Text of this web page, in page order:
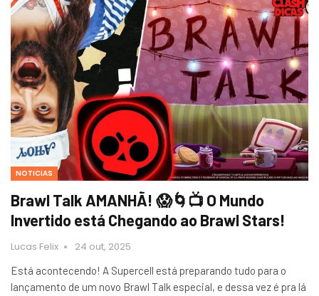
NOTICIAS
Brawl Talk AMANHÃ! 😱🌀📺 O Mundo
Invertido está Chegando ao Brawl Stars!
Lucas Felix 24 out, 2025
Está acontecendo! A Supercell está preparando tudo para o
lançamento de um novo Brawl Talk especial, e dessa vez é pra lá